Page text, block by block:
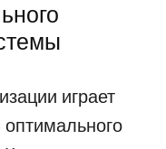
играет